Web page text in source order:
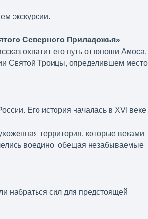
экскурсии.
Северного Приладожья»
охватит его путь от юноши Амоса,
Святой Троицы, определившем место
Его история началась в XVI веке
территория, которые веками
воедино, обещая незабываемые
набраться сил для предстоящей